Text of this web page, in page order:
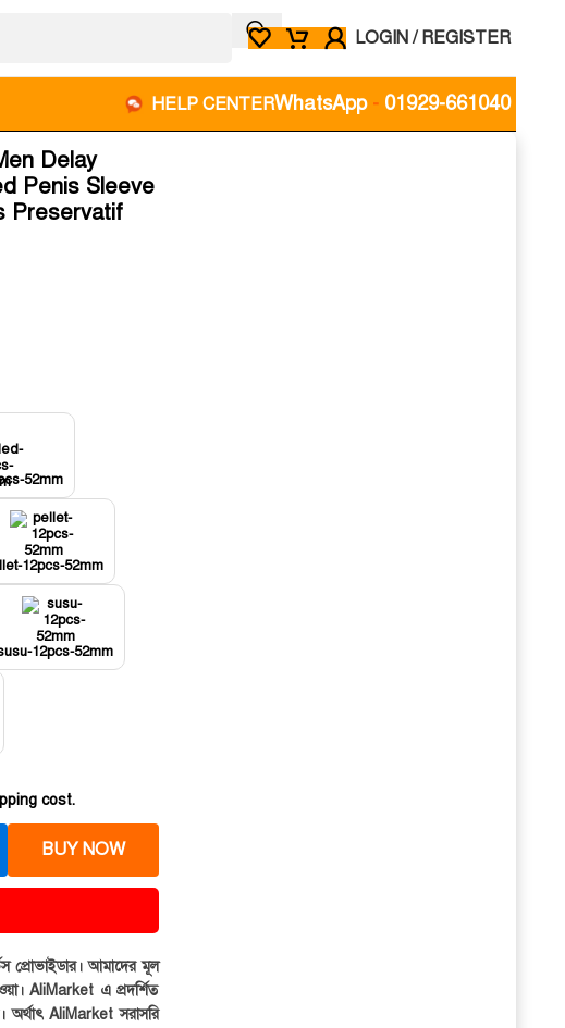
LOGIN / REGISTER
HELP CENTERWhatsApp - 01929-661040
Delay
Penis Sleeve
Preservatif
52mm
12pcs-52mm
12pcs-52mm
cost.
BUY NOW
প্রোভাইডার। আমাদের মূল
AliMarket এ প্রদর্শিত
অর্থাৎ AliMarket সরাসরি